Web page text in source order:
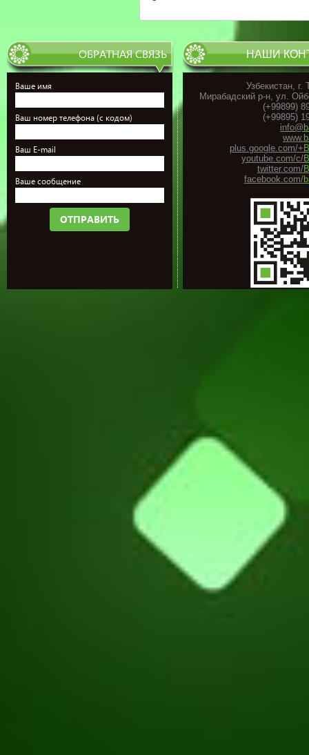
ОБРАТНАЯ СВЯЗЬ
Ваше имя
Ваш номер телефона (с кодом)
Ваш E-mail
Ваше сообщение
ОТПРАВИТЬ
НАШИ
Узбекистан, г.
Мирабадский р-н, ул.
(+99899)
(+99895)
info@
www.
plus.google.com/+
youtube.com/c/
twitter.com/
facebook.com/